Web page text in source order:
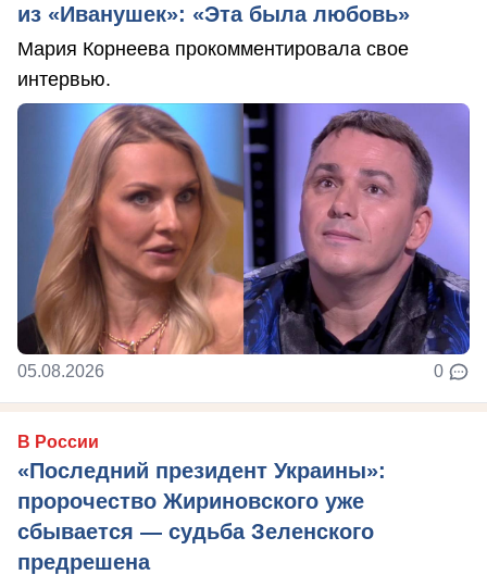
из «Иванушек»: «Эта была любовь»
Мария Корнеева прокомментировала свое
интервью.
05.08.2026 0
В России
«Последний президент Украины»:
пророчество Жириновского уже
сбывается — судьба Зеленского
предрешена